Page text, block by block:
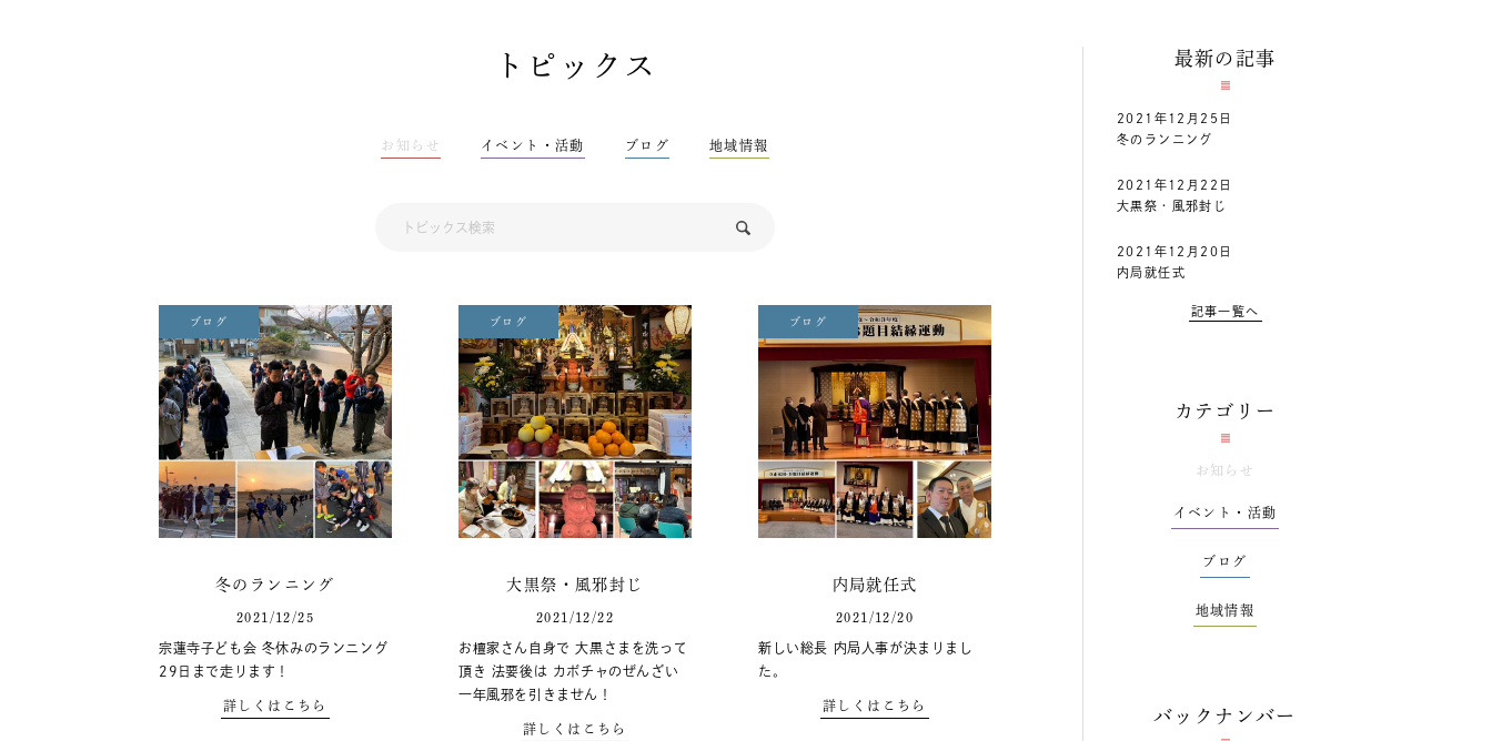
トピックス
お知らせ イベント・活動 ブログ 地域情報
ブログ
冬のランニング
2021/12/25
宗蓮寺子ども会 冬休みのランニング
29日まで走ります！
詳しくはこちら
ブログ
大黒祭・風邪封じ
2021/12/22
お檀家さん自身で 大黒さまを洗って
頂き 法要後は カボチャのぜんざい
一年風邪を引きません！
詳しくはこちら
ブログ
内局就任式
2021/12/20
新しい総長 内局人事が決まりまし
た。
詳しくはこちら
最新の記事
2021年12月25日
冬のランニング
2021年12月22日
大黒祭・風邪封じ
2021年12月20日
内局就任式
記事一覧へ
カテゴリー
お知らせ
イベント・活動
ブログ
地域情報
バックナンバー